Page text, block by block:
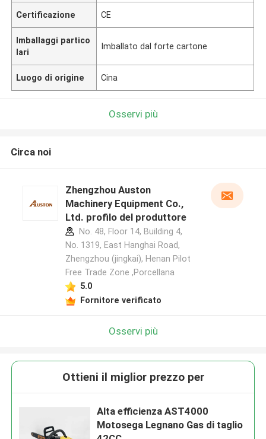
Certificazione CE
Imballaggi partico
lari
Imballato dal forte cartone
Luogo di origine Cina
Osservi più
Circa noi
Zhengzhou Auston
Machinery Equipment Co.,
Ltd. profilo del produttore
No. 48, Floor 14, Building 4,
No. 1319, East Hanghai Road,
Zhengzhou (jingkai), Henan Pilot
Free Trade Zone ,Porcellana
5.0
Fornitore verificato
Osservi più
Ottieni il miglior prezzo per
Alta efficienza AST4000
Motosega Legnano Gas di taglio